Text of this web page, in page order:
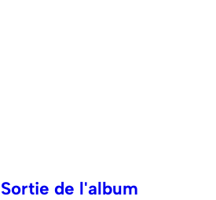
Sortie de l'album